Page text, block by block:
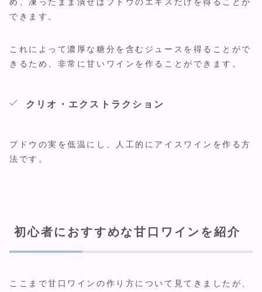
め、凍ったまま潰せばブドウのエキスだけを得ることが
できます。
これによって濃厚な糖分を含むジュースを得ることがで
きるため、非常に甘いワインを作ることができます。
クリオ・エクストラクション
ブドウの実を低温にし、人工的にアイスワインを作る方
法です。
初心者におすすめな甘口ワインを紹介
ここまで甘口ワインの作り方について見てきましたが、